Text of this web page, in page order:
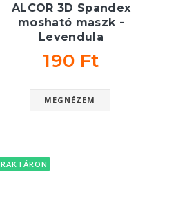
ALCOR 3D Spandex
mosható maszk -
Levendula
190 Ft
MEGNÉZEM
RAKTÁRON